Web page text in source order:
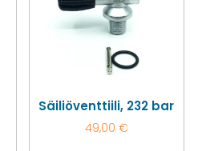
Säiliöventtiili, 232 bar
49,00 €